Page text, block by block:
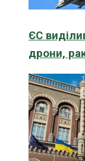
ЄС
дрони,